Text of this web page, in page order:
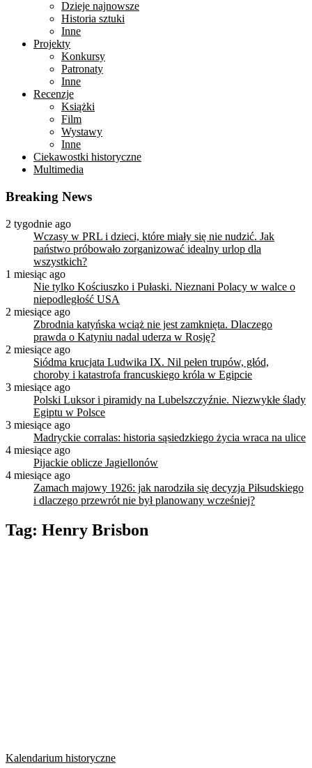
Dzieje najnowsze
Historia sztuki
Inne
Projekty
Konkursy
Patronaty
Inne
Recenzje
Książki
Film
Wystawy
Inne
Ciekawostki historyczne
Multimedia
Breaking News
2 tygodnie ago
Wczasy w PRL i dzieci, które miały się nie nudzić. Jak
państwo próbowało zorganizować idealny urlop dla
wszystkich?
1 miesiąc ago
Nie tylko Kościuszko i Pułaski. Nieznani Polacy w walce o
niepodległość USA
2 miesiące ago
Zbrodnia katyńska wciąż nie jest zamknięta. Dlaczego
prawda o Katyniu nadal uderza w Rosję?
2 miesiące ago
Siódma krucjata Ludwika IX. Nil pełen trupów, głód,
choroby i katastrofa francuskiego króla w Egipcie
3 miesiące ago
Polski Luksor i piramidy na Lubelszczyźnie. Niezwykłe ślady
Egiptu w Polsce
3 miesiące ago
Madryckie corralas: historia sąsiedzkiego życia wraca na ulice
4 miesiące ago
Pijackie oblicze Jagiellonów
4 miesiące ago
Zamach majowy 1926: jak narodziła się decyzja Piłsudskiego
i dlaczego przewrót nie był planowany wcześniej?
Tag: Henry Brisbon
Kalendarium historyczne